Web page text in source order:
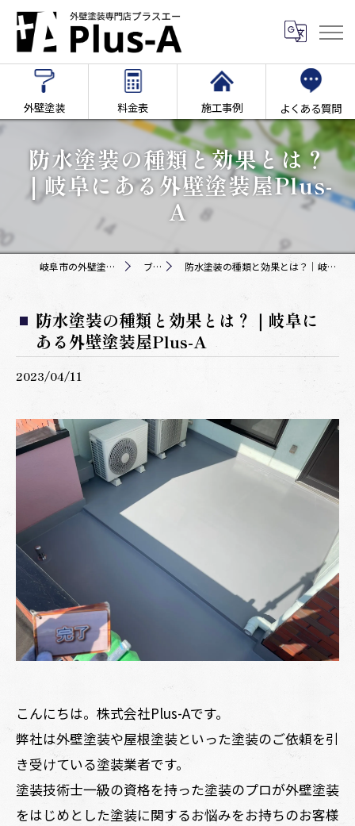
外壁塗装 料金表 施工事例 よくある質問
防水塗装の種類と効果とは？
｜岐阜にある外壁塗装屋Plus-
A
岐阜市の外壁塗装専門店Plus-A ブログ 防水塗装の種類と効果とは？｜岐阜にある外壁塗装屋Plus-A
防水塗装の種類と効果とは？｜岐阜に
ある外壁塗装屋Plus-A
2023/04/11
こんにちは。株式会社Plus-Aです。
弊社は外壁塗装や屋根塗装といった塗装のご依頼を引
き受けている塗装業者です。
塗装技術士一級の資格を持った塗装のプロが外壁塗装
をはじめとした塗装に関するお悩みをお持ちのお客様